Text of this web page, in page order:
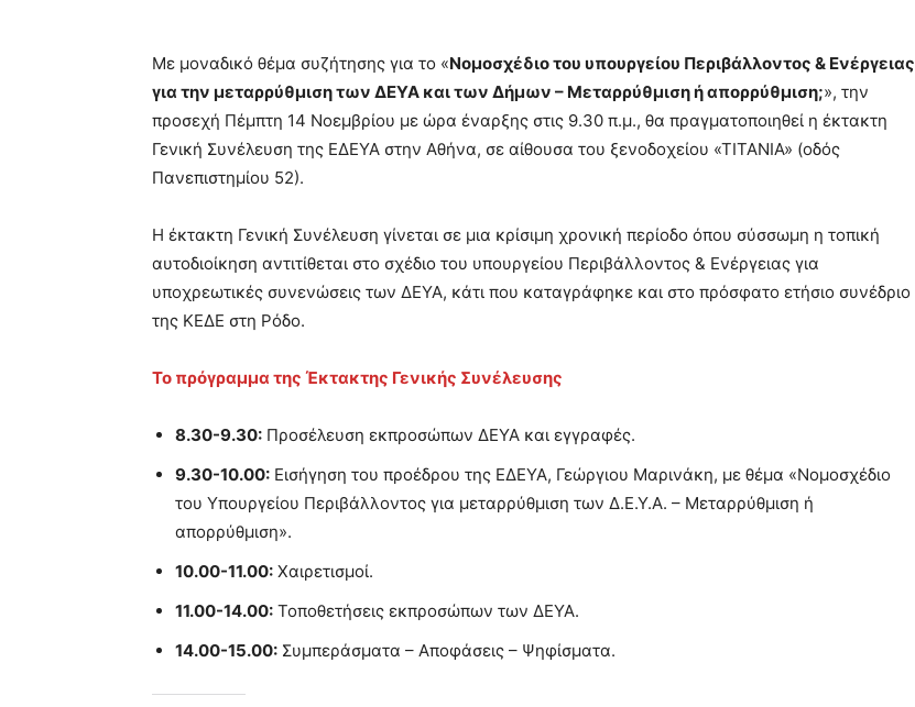
Με μοναδικό θέμα συζήτησης για το «Νομοσχέδιο του υπουργείου Περιβάλλοντος & Ενέργειας
για την μεταρρύθμιση των ΔΕΥΑ και των Δήμων – Μεταρρύθμιση ή απορρύθμιση;», την
προσεχή Πέμπτη 14 Νοεμβρίου με ώρα έναρξης στις 9.30 π.μ., θα πραγματοποιηθεί η έκτακτη
Γενική Συνέλευση της ΕΔΕΥΑ στην Αθήνα, σε αίθουσα του ξενοδοχείου «ΤΙΤΑΝΙΑ» (οδός
Πανεπιστημίου 52).
Η έκτακτη Γενική Συνέλευση γίνεται σε μια κρίσιμη χρονική περίοδο όπου σύσσωμη η τοπική
αυτοδιοίκηση αντιτίθεται στο σχέδιο του υπουργείου Περιβάλλοντος & Ενέργειας για
υποχρεωτικές συνενώσεις των ΔΕΥΑ, κάτι που καταγράφηκε και στο πρόσφατο ετήσιο συνέδριο
της ΚΕΔΕ στη Ρόδο.
Το πρόγραμμα της Έκτακτης Γενικής Συνέλευσης
8.30-9.30: Προσέλευση εκπροσώπων ΔΕΥΑ και εγγραφές.
9.30-10.00: Εισήγηση του προέδρου της ΕΔΕΥΑ, Γεώργιου Μαρινάκη, με θέμα «Νομοσχέδιο
του Υπουργείου Περιβάλλοντος για μεταρρύθμιση των Δ.Ε.Υ.Α. – Μεταρρύθμιση ή
απορρύθμιση».
10.00-11.00: Χαιρετισμοί.
11.00-14.00: Τοποθετήσεις εκπροσώπων των ΔΕΥΑ.
14.00-15.00: Συμπεράσματα – Αποφάσεις – Ψηφίσματα.